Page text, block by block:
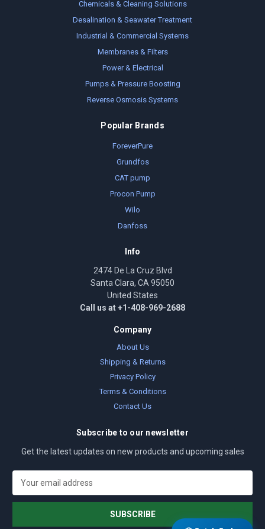
Chemicals & Cleaning Solutions
Desalination & Seawater Treatment
Industrial & Commercial Systems
Membranes & Filters
Power & Electrical
Pumps & Pressure Boosting
Reverse Osmosis Systems
Popular Brands
ForeverPure
Grundfos
CAT pump
Procon Pump
Wilo
Danfoss
Info
2474 De La Cruz Blvd
Santa Clara, CA 95050
United States
Call us at +1-408-969-2688
Company
About Us
Shipping & Returns
Privacy Policy
Terms & Conditions
Contact Us
Subscribe to our newsletter
Get the latest updates on new products and upcoming sales
a
l